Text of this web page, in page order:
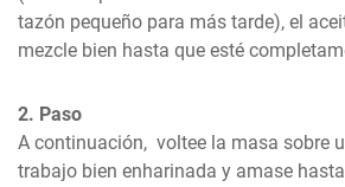
tazón pequeño para más tarde), el
mezcle bien hasta que esté
2. Paso
A continuación,  voltee la masa sobre
trabajo bien enharinada y amase